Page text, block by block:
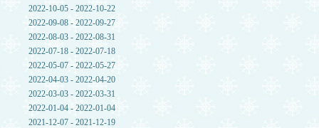
2022-10-05 - 2022-10-22
2022-09-08 - 2022-09-27
2022-08-03 - 2022-08-31
2022-07-18 - 2022-07-18
2022-05-07 - 2022-05-27
2022-04-03 - 2022-04-20
2022-03-03 - 2022-03-31
2022-01-04 - 2022-01-04
2021-12-07 - 2021-12-19